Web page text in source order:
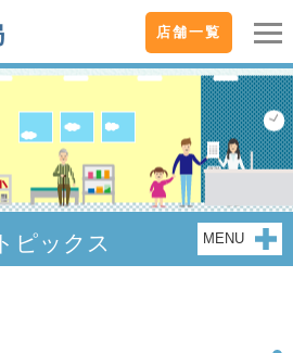
店舗一覧
ピックス MENU